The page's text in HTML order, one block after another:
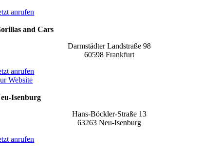
anrufen
and Cars
Darmstädter Landstraße 98
60598 Frankfurt
anrufen
Website
Isenburg
Hans-Böckler-Straße 13
63263 Neu-Isenburg
anrufen